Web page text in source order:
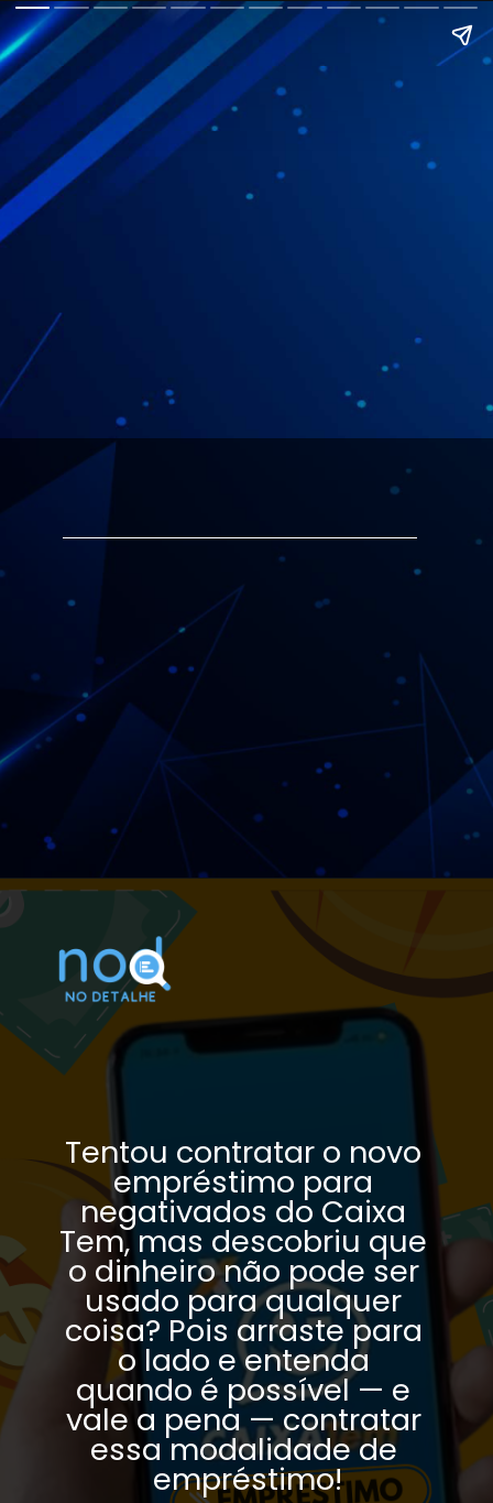
17 de maio de 2022
Alexandre Garcia Peres
Tentou contratar o novo
empréstimo para
negativados do Caixa
Tem, mas descobriu que
o dinheiro não pode ser
usado para qualquer
coisa? Pois arraste para
o lado e entenda
quando é possível — e
vale a pena — contratar
essa modalidade de
empréstimo!